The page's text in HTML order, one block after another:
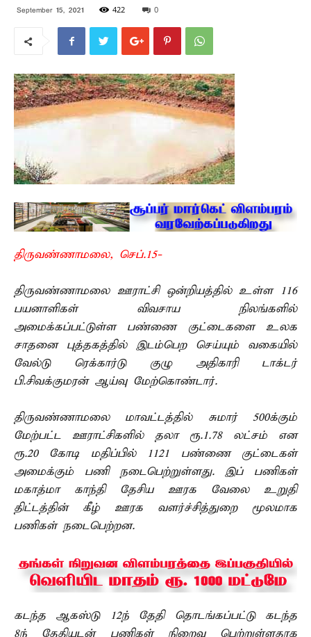
September 15, 2021 422 0
திருவண்ணாமலை, செப்.15-
திருவண்ணாமலை ஊராட்சி ஒன்றியத்தில் உள்ள 116
பயனாளிகள் விவசாய நிலங்களில்
அமைக்கப்பட்டுள்ள பண்ணை குட்டைகளை உலக
சாதனை புத்தகத்தில் இடம்பெற செய்யும் வகையில்
வேல்டு ரெக்கார்டு குழு அதிகாரி டாக்டர்
பி.சிவக்குமரன் ஆய்வு மேற்கொண்டார்.
திருவண்ணாமலை மாவட்டத்தில் சுமார் 500க்கும்
மேற்பட்ட ஊராட்சிகளில் தலா ரூ.1.78 லட்சம் என
ரூ.20 கோடி மதிப்பில் 1121 பண்ணை குட்டைகள்
அமைக்கும் பணி நடைபெற்றுள்ளது. இப் பணிகள்
மகாத்மா காந்தி தேசிய ஊரக வேலை உறுதி
திட்டத்தின் கீழ் ஊரக வளர்ச்சித்துறை மூலமாக
பணிகள் நடைபெற்றன.
கடந்த ஆகஸ்டு 12ந் தேதி தொடங்கப்பட்டு கடந்த
8ந் தேதியுடன் பணிகள் நிறைவு பெற்றுள்ளதாக